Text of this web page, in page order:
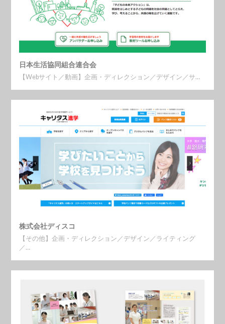
日本生活協同組合連合会
【Webサイト／動画】企画・ディレクション／デザイン／サ…
株式会社ディスコ
【その他】企画・ディレクション／デザイン／ライティング
／…